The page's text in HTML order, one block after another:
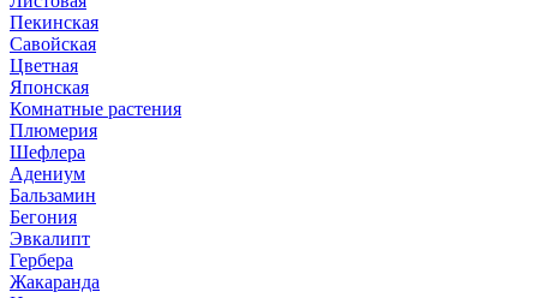
Пекинская
Савойская
Цветная
Японская
Комнатные растения
Плюмерия
Шефлера
Адениум
Бальзамин
Бегония
Эвкалипт
Гербера
Жакаранда